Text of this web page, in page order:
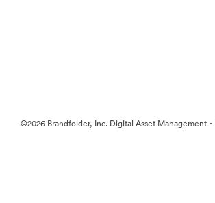
©2026 Brandfolder, Inc. Digital Asset Management ·